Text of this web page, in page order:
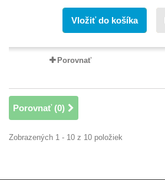
Vložiť do košíka
Porovnať
Porovnať (0)
Zobrazených 1 - 10 z 10 položiek